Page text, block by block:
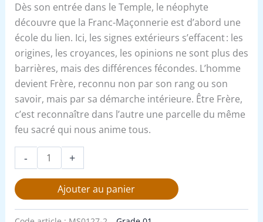
Dès son entrée dans le Temple, le néophyte
découvre que la Franc-Maçonnerie est d’abord une
école du lien. Ici, les signes extérieurs s’effacent : les
origines, les croyances, les opinions ne sont plus des
barrières, mais des différences fécondes. L’homme
devient Frère, reconnu non par son rang ou son
savoir, mais par sa démarche intérieure. Être Frère,
c’est reconnaître dans l’autre une parcelle du même
feu sacré qui nous anime tous.
- +
Ajouter au panier